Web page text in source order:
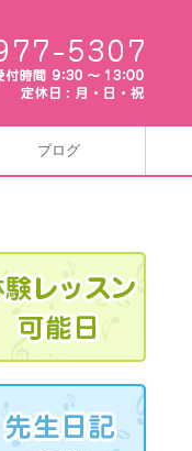
ブログ